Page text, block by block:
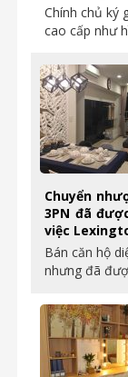
Chính chủ ký
cao cấp như
Chuyển
3PN đã
việc
Bán căn hộ
nhưng đã